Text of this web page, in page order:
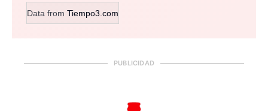
Data from Tiempo3.com
PUBLICIDAD